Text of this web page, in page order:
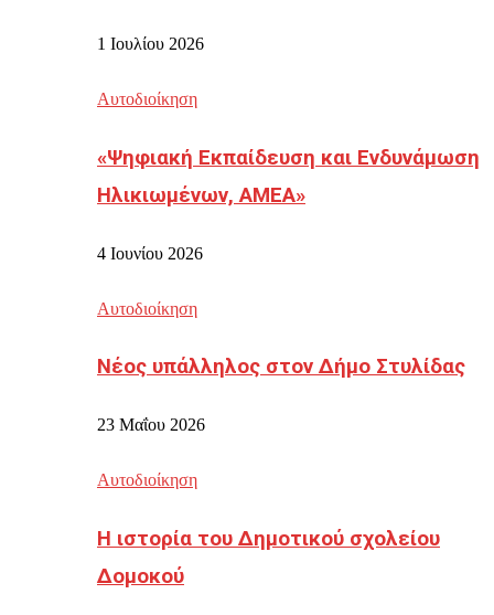
1 Ιουλίου 2026
Αυτοδιοίκηση
«Ψηφιακή Εκπαίδευση και Ενδυνάμωση
Ηλικιωμένων, ΑΜΕΑ»
4 Ιουνίου 2026
Αυτοδιοίκηση
Νέος υπάλληλος στον Δήμο Στυλίδας
23 Μαΐου 2026
Αυτοδιοίκηση
Η ιστορία του Δημοτικού σχολείου
Δομοκού